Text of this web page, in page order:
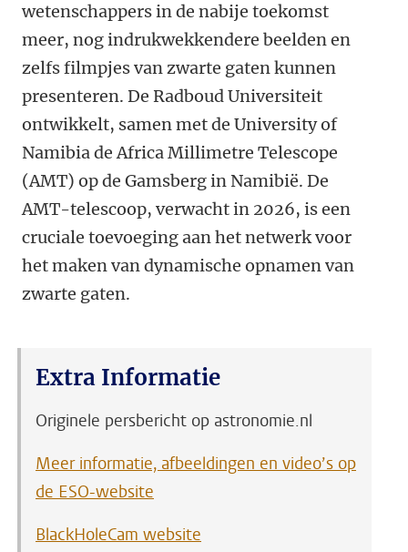
wetenschappers in de nabije toekomst
meer, nog indrukwekkendere beelden en
zelfs filmpjes van zwarte gaten kunnen
presenteren. De Radboud Universiteit
ontwikkelt, samen met de University of
Namibia de Africa Millimetre Telescope
(AMT) op de Gamsberg in Namibië. De
AMT-telescoop, verwacht in 2026, is een
cruciale toevoeging aan het netwerk voor
het maken van dynamische opnamen van
zwarte gaten.
Extra Informatie
Originele persbericht op astronomie.nl
Meer informatie, afbeeldingen en video’s op
de ESO-website
BlackHoleCam website